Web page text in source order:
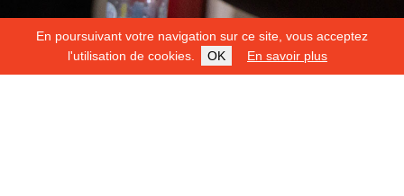
En poursuivant votre navigation sur ce site, vous acceptez
l'utilisation de cookies.
OK En savoir plus